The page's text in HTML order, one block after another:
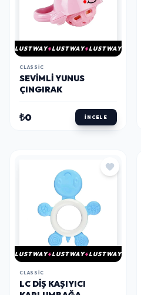
LUSTWAY LUSTWAY LUSTWAY
CLASSIC
SEVIMLI YUNUS
ÇINGIRAK
₺0 İNCELE
LUSTWAY LUSTWAY LUSTWAY
CLASSIC
LC DIŞ KAŞIYICI